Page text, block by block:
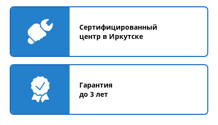
Сертифицированный
центр в Иркутске
Гарантия
до 3 лет